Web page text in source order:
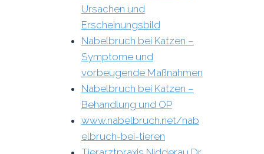
Ursachen und
Erscheinungsbild
Nabelbruch bei Katzen –
Symptome und
vorbeugende Maßnahmen
Nabelbruch bei Katzen –
Behandlung und OP
www.nabelbruch.net/nab
elbruch-bei-tieren